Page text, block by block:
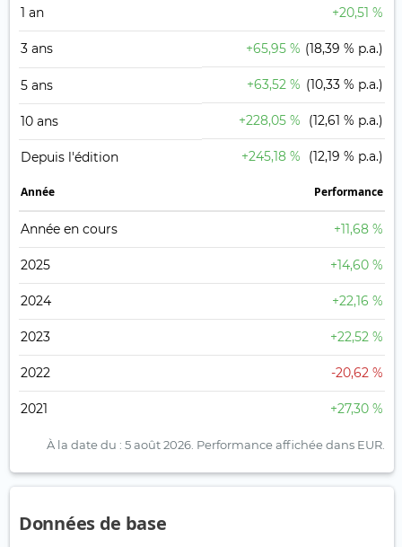
1 an +20,51 %
3 ans +65,95 % (18,39 % p.a.)
5 ans +63,52 % (10,33 % p.a.)
10 ans +228,05 % (12,61 % p.a.)
Depuis l'édition +245,18 % (12,19 % p.a.)
Année Performance
Année en cours +11,68 %
2025 +14,60 %
2024 +22,16 %
2023 +22,52 %
2022 -20,62 %
2021 +27,30 %
À la date du : 5 août 2026. Performance affichée dans EUR.
Données de base